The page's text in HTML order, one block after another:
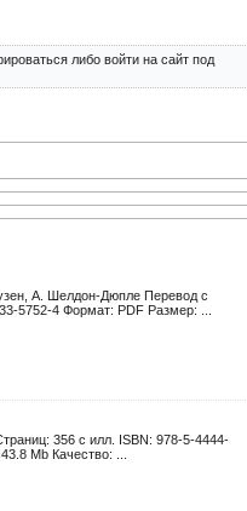
либо войти на сайт под
А. Шелдон-Дюпле Перевод с
5752-4 Формат: PDF Размер: ...
356 с илл. ISBN: 978-5-4444-
Mb Качество: ...